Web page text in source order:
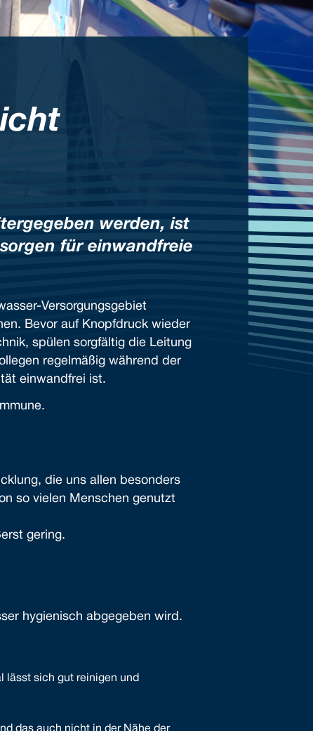
werden, ist
für einwandfreie
Versorgungsgebiet
Bevor auf Knopfdruck wieder
spülen sorgfältig die Leitung
regelmäßig während der
einwandfrei ist.
die uns allen besonders
so vielen Menschen genutzt
gering.
hygienisch abgegeben wird.
lässt sich gut reinigen und
das auch nicht in der Nähe der